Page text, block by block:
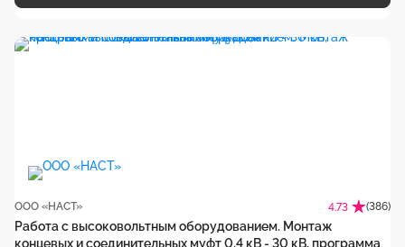
ООО «НАСТ» 4.73 (386)
Работа с высоковольтным оборудованием. Монтаж
концевых и соединительных муфт 0,4 кВ - 30 кВ, программа